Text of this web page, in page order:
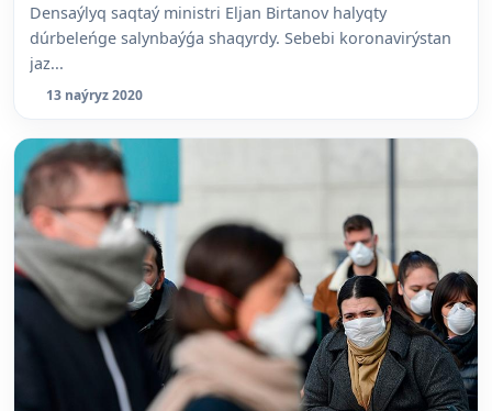
Densaýlyq saqtaý ministri Eljan Birtanov halyqty
dúrbeleńge salynbaýǵa shaqyrdy. Sebebi koronavirýstan
jaz...
13 naýryz 2020